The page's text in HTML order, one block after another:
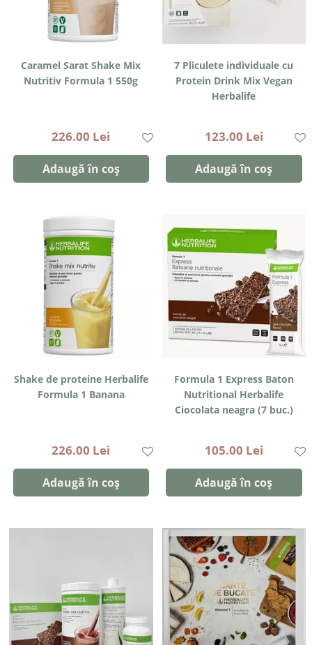
Caramel Sarat Shake Mix
Nutritiv Formula 1 550g
226.00 Lei
Adaugă în coș
7 Pliculete individuale cu
Protein Drink Mix Vegan
Herbalife
123.00 Lei
Adaugă în coș
Shake de proteine Herbalife
Formula 1 Banana
226.00 Lei
Adaugă în coș
Formula 1 Express Baton
Nutritional Herbalife
Ciocolata neagra (7 buc.)
105.00 Lei
Adaugă în coș